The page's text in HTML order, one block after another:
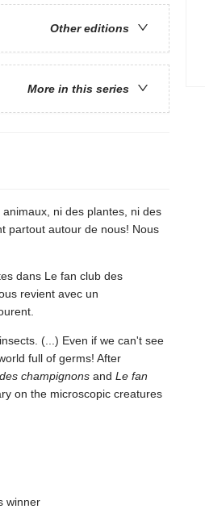
Other editions
More in this series
ni des plantes, ni des
partout autour de nous! Nous
dans Le fan club des
revient avec un
(...) Even if we can't see
full of germs! After
champignonsand Le fan
on the microscopic creatures
winner